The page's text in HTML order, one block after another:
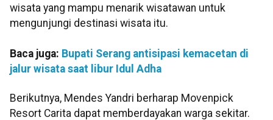
wisata yang mampu menarik wisatawan untuk
mengunjungi destinasi wisata itu.
Baca juga: Bupati Serang antisipasi kemacetan di
jalur wisata saat libur Idul Adha
Berikutnya, Mendes Yandri berharap Movenpick
Resort Carita dapat memberdayakan warga sekitar.